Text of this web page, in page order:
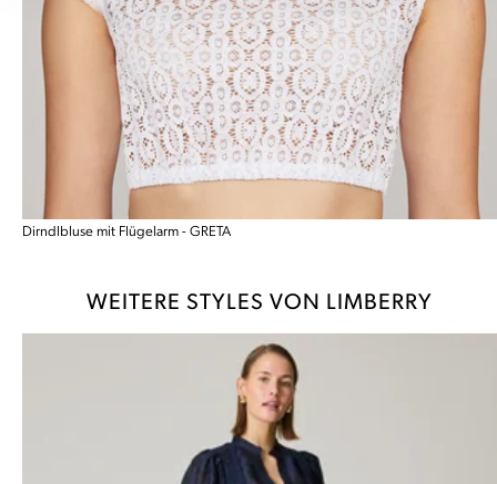
Dirndlbluse mit Flügelarm - GRETA
WEITERE STYLES VON LIMBERRY